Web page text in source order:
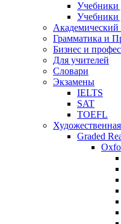
Учебники
Учебники
Академический
Грамматика и
Бизнес и
Для учителей
Словари
Экзамены
IELTS
SAT
TOEFL
Graded